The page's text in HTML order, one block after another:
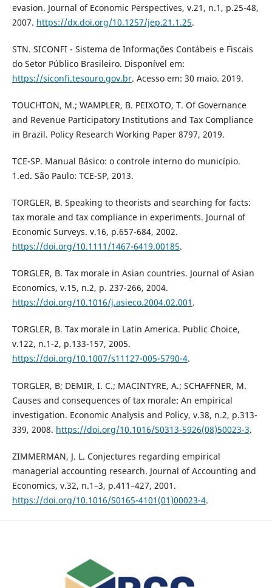
evasion. Journal of Economic Perspectives, v.21, n.1, p.25-48,
2007. https://dx.doi.org/10.1257/jep.21.1.25.
STN. SICONFI - Sistema de Informações Contábeis e Fiscais
do Setor Público Brasileiro. Disponível em:
https://siconfi.tesouro.gov.br. Acesso em: 30 maio. 2019.
TOUCHTON, M.; WAMPLER, B. PEIXOTO, T. Of Governance
and Revenue Participatory Institutions and Tax Compliance
in Brazil. Policy Research Working Paper 8797, 2019.
TCE-SP. Manual Básico: o controle interno do município.
1.ed. São Paulo: TCE-SP, 2013.
TORGLER, B. Speaking to theorists and searching for facts:
tax morale and tax compliance in experiments. Journal of
Economic Surveys. v.16, p.657-684, 2002.
https://doi.org/10.1111/1467-6419.00185.
TORGLER, B. Tax morale in Asian countries. Journal of Asian
Economics, v.15, n.2, p. 237-266, 2004.
https://doi.org/10.1016/j.asieco.2004.02.001 .
TORGLER, B. Tax morale in Latin America. Public Choice,
v.122, n.1-2, p.133-157, 2005.
https://doi.org/10.1007/s11127-005-5790-4.
TORGLER, B; DEMIR, I. C.; MACINTYRE, A.; SCHAFFNER, M.
Causes and consequences of tax morale: An empirical
investigation. Economic Analysis and Policy, v.38, n.2, p.313-
339, 2008. https://doi.org/10.1016/S0313-5926(08)50023-3.
ZIMMERMAN, J. L. Conjectures regarding empirical
managerial accounting research. Journal of Accounting and
Economics, v.32, n.1–3, p.411–427, 2001.
https://doi.org/10.1016/S0165-4101(01)00023-4.